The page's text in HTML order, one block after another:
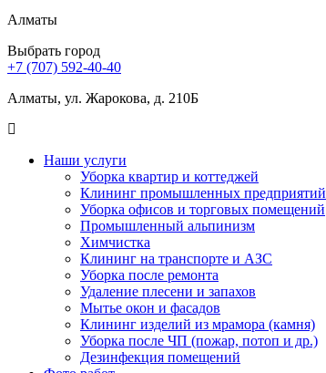
Алматы
Выбрать город
+7 (707) 592-40-40
Алматы, ул. Жарокова, д. 210Б
Наши услуги
Уборка квартир и коттеджей
Клининг промышленных предприятий
Уборка офисов и торговых помещений
Промышленный альпинизм
Химчистка
Клининг на транспорте и АЗС
Уборка после ремонта
Удаление плесени и запахов
Мытье окон и фасадов
Клининг изделий из мрамора (камня)
Уборка после ЧП (пожар, потоп и др.)
Дезинфекция помещений